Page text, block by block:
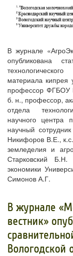
В журнале
опубликована
материала кипрея
профессор ФГБОУ
б. н., профессор,
отдела
научного центра
научный
Никифоров В.Е.,
земледелия и
Старковский
экономики
Симонов А.Г.
В журнале
вестник»
Вологодской